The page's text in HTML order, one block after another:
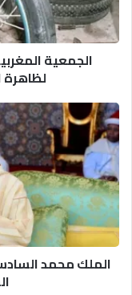
لظاهرة
التشغيل
المنزلي
للأطفالالجمعية
لظاهرة
الملك
محمد
السادس
يهنئ
قادة
الدول
الإسلامية
بحلول
السنة
الهجرية
الملك محمد